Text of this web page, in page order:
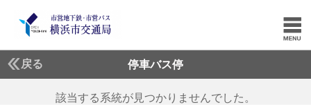
戻る 停車バス停
該当する系統が見つかりませんでした。